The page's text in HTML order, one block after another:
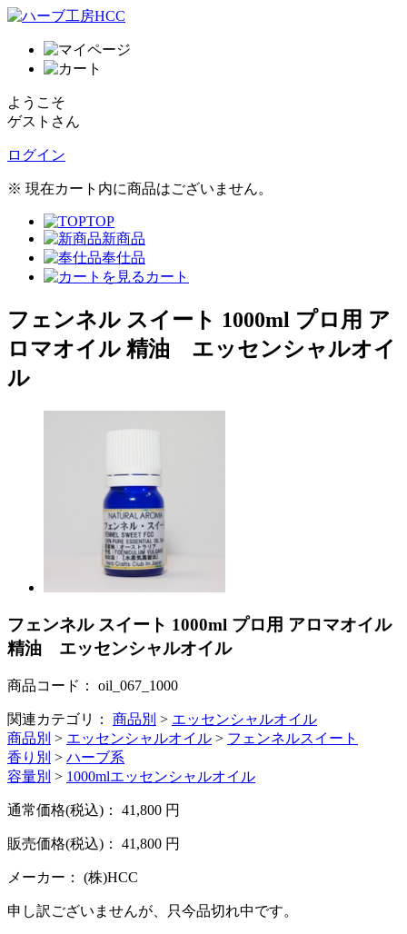
ようこそ
ゲストさん
ログイン
※ 現在カート内に商品はございません。
TOP
新商品
奉仕品
カート
フェンネル スイート 1000ml プロ用 ア
ロマオイル 精油 エッセンシャルオイ
ル
フェンネル スイート 1000ml プロ用 アロマオイル
精油 エッセンシャルオイル
商品コード： oil_067_1000
関連カテゴリ： 商品別 > エッセンシャルオイル
商品別 > エッセンシャルオイル > フェンネルスイート
香り別 > ハーブ系
容量別 > 1000mlエッセンシャルオイル
通常価格(税込)： 41,800 円
販売価格(税込)： 41,800 円
メーカー： (株)HCC
申し訳ございませんが、只今品切れ中です。